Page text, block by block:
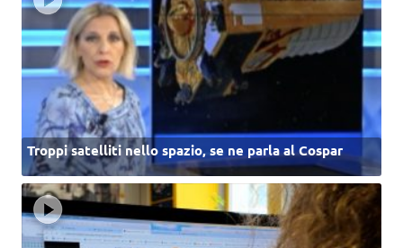
Troppi satelliti nello spazio, se ne parla al Cospar